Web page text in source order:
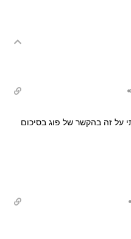
על זה בהקשר של פוג בסיכום